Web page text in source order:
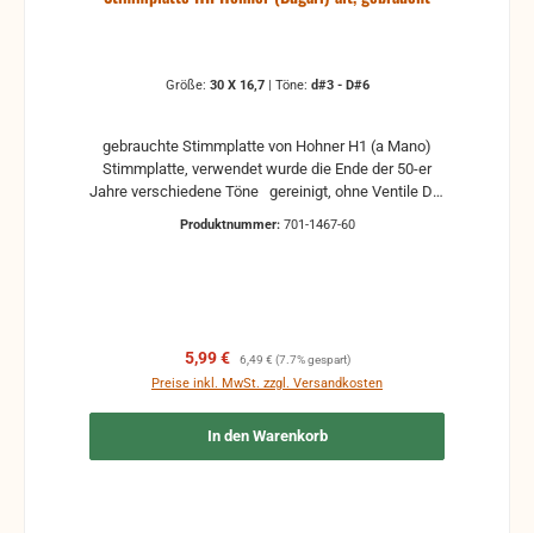
Größe: 30 X 16,7 Töne: d#3 - D#6
gebrauchte Stimmplatte von Hohner H1 (a Mano)
Stimmplatte, verwendet wurde die Ende der 50-er
Jahre verschiedene Töne gereinigt, ohne Ventile Die
A = große Oktave A2 a = kleine Oktave A3 a1 =
Oktave A5 a3 = dreigestrichene Oktave A6 a4 =
viergestrichene Oktave A7 c5 = fünfgestrichene
Oktave A8
Produktnummer: 701-1467-60
Verkaufspreis:
5,99 € Regulärer Preis:
6,49 € (7.7% gespart)
Preise inkl. MwSt. zzgl. Versandkosten
In den Warenkorb